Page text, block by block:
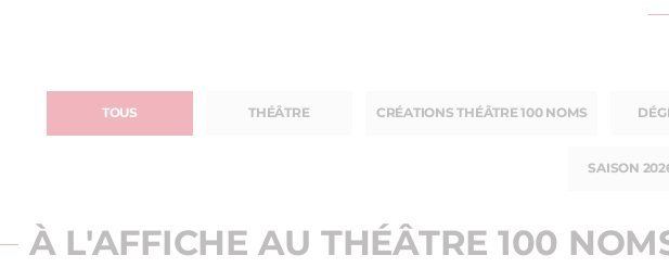
TOUS THÉÂTRE CRÉATIONS THÉÂTRE 100 NOMS
SAISON
À L'AFFICHE AU THÉÂTRE 100